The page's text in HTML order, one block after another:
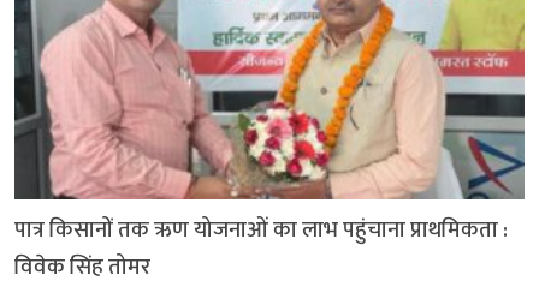
पात्र किसानों तक ऋण योजनाओं का लाभ पहुंचाना प्राथमिकता :
विवेक सिंह तोमर